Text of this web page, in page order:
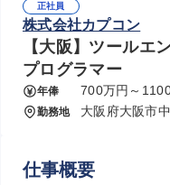
正社員
株式会社カプコン
【大阪】ツールエ
プログラマー
年俸 700万円～
勤務地 大阪府大阪市
仕事概要